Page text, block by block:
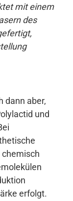
mit einem
des
dann aber,
und
chemisch
erfolgt.